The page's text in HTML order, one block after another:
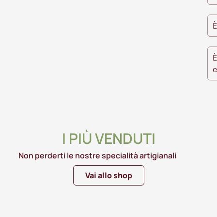
I PIÙ VENDUTI
Vai allo shop
Non perderti le nostre specialità artigianali